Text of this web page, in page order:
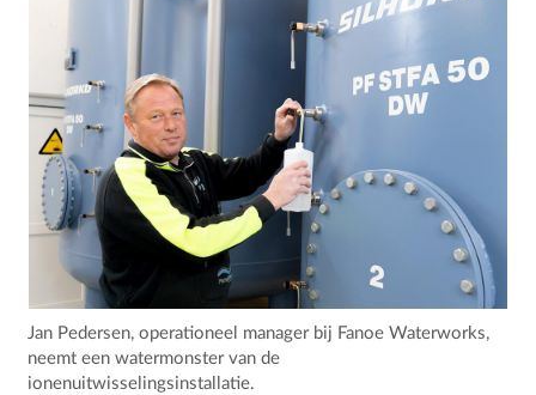
Jan Pedersen, operationeel manager bij Fanoe Waterworks,
neemt een watermonster van de
ionenuitwisselingsinstallatie.